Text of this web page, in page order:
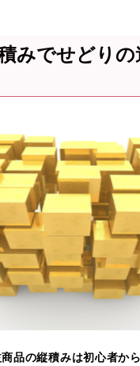
みでせどりの
品の縦積みは初心者か